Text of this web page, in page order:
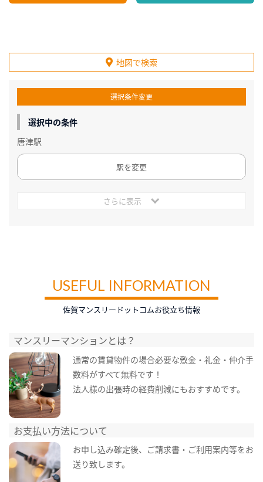
地図で検索
選択条件変更
選択中の条件
唐津駅
駅を変更
さらに表示
USEFUL INFORMATION
佐賀マンスリードットコムお役立ち情報
マンスリーマンションとは？
通常の賃貸物件の場合必要な敷金・礼金・仲介手
数料がすべて無料です！
法人様の出張時の経費削減にもおすすめです。
お支払い方法について
お申し込み確定後、ご請求書・ご利用案内等をお
送り致します。